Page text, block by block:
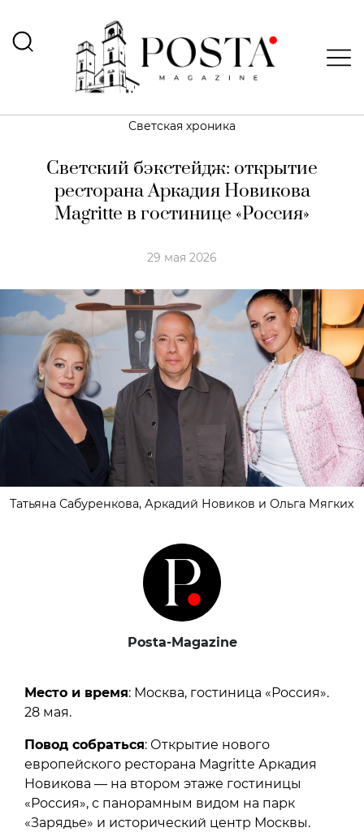
Светская хроника
Светский бэкстейдж: открытие
ресторана Аркадия Новикова
Magritte в гостинице «Россия»
29 мая 2026
Татьяна Сабуренкова, Аркадий Новиков и Ольга Мягких
Posta-Magazine
Место и время: Москва, гостиница «Россия».
28 мая.
Повод собраться: Открытие нового
европейского ресторана Magritte Аркадия
Новикова — на втором этаже гостиницы
«Россия», с панорамным видом на парк
«Зарядье» и исторический центр Москвы.